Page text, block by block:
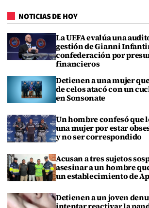
NOTICIAS DE HOY
La UEFA evalúa una
gestión de Gianni
confederación por
financieros
Detienen a una mujer
de celos atacó con un
en Sonsonate
Un hombre confesó que
una mujer por estar
y no ser correspondido
Acusan a tres sujetos
asesinar a un hombre
un establecimiento de
Detienen a un joven